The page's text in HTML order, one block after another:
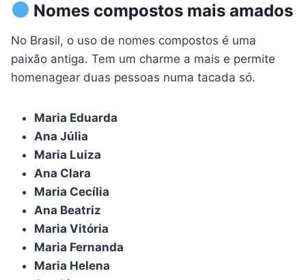
Nomes compostos mais amados
No Brasil, o uso de nomes compostos é uma
paixão antiga. Tem um charme a mais e permite
homenagear duas pessoas numa tacada só.
Maria Eduarda
Ana Júlia
Maria Luiza
Ana Clara
Maria Cecília
Ana Beatriz
Maria Vitória
Maria Fernanda
Maria Helena